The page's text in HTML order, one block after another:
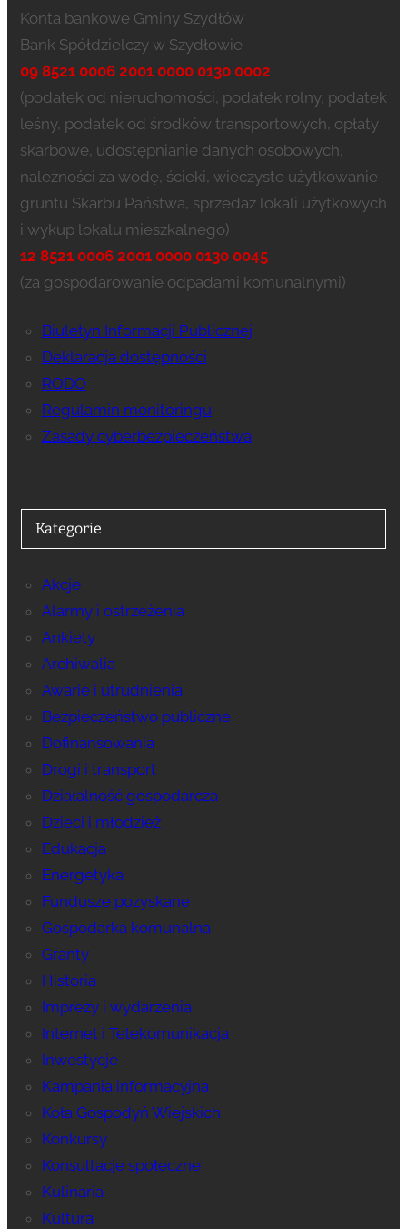
Konta bankowe Gminy Szydłów
Bank Spółdzielczy w Szydłowie
09 8521 0006 2001 0000 0130 0002
(podatek od nieruchomości, podatek rolny, podatek
leśny, podatek od środków transportowych, opłaty
skarbowe, udostępnianie danych osobowych,
należności za wodę, ścieki, wieczyste użytkowanie
gruntu Skarbu Państwa, sprzedaż lokali użytkowych
i wykup lokalu mieszkalnego)
12 8521 0006 2001 0000 0130 0045
(za gospodarowanie odpadami komunalnymi)
Biuletyn Informacji Publicznej
Deklaracja dostępności
RODO
Regulamin monitoringu
Zasady cyberbezpieczeństwa
Kategorie
Akcje
Alarmy i ostrzeżenia
Ankiety
Archiwalia
Awarie i utrudnienia
Bezpieczeństwo publiczne
Dofinansowania
Drogi i transport
Działalność gospodarcza
Dzieci i młodzież
Edukacja
Energetyka
Fundusze pozyskane
Gospodarka komunalna
Granty
Historia
Imprezy i wydarzenia
Internet i Telekomunikacja
Inwestycje
Kampania informacyjna
Koła Gospodyń Wiejskich
Konkursy
Konsultacje społeczne
Kulinaria
Kultura